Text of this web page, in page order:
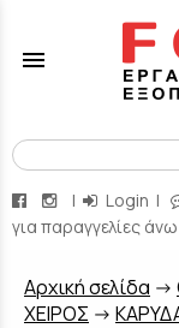
menu
| Login |
για παραγγελίες
Aρχική σελίδα ->
ΧΕΙΡΟΣ ->